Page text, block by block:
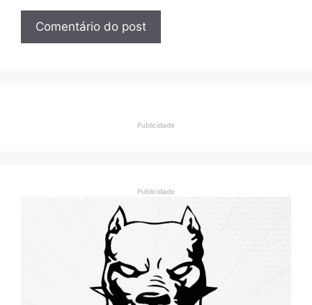
Publicidade
Publicidade